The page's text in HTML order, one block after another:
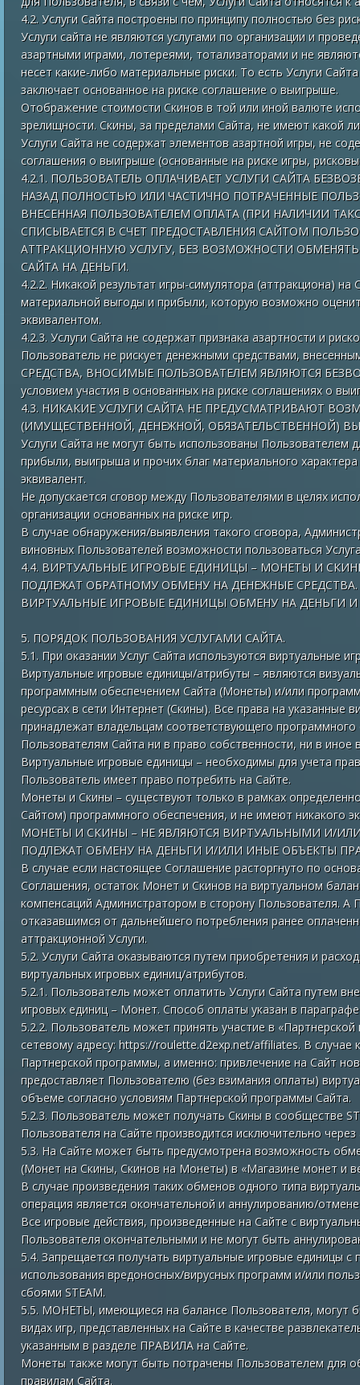
4.2. Услуги Сайта построены по принципу полностью без
Услуги сайта не являются услугами по организации и
азартными играми, лотереями, тотализаторами и не
несет какие-либо материальные риски. То есть Услуги
заключает основанное на риске соглашение о выигрыше.
Отображение стоимости Скинов в той или иной валюте
зрелищности. Скины, за пределами Сайта, не имеют какой
Услуги Сайта не содержат элементов азартной игры, не
соглашения о выигрыше (основанные на риске игры,
4.2.1. ПОЛЬЗОВАТЕЛЬ ОПЛАЧИВАЕТ УСЛУГИ САЙТА
НАЗАД ПОЛНОСТЬЮ ИЛИ ЧАСТИЧНО ПОТРАЧЕННЫЕ
ВНЕСЕННАЯ ПОЛЬЗОВАТЕЛЕМ ОПЛАТА (ПРИ НАЛИЧИИ
СПИСЫВАЕТСЯ В СЧЕТ ПРЕДОСТАВЛЕНИЯ САЙТОМ
АТТРАКЦИОННУЮ УСЛУГУ, БЕЗ ВОЗМОЖНОСТИ
САЙТА НА ДЕНЬГИ.
4.2.2. Никакой результат игры-симулятора (аттракциона)
материальной выгоды и прибыли, которую возможно
эквивалентом.
4.2.3. Услуги Сайта не содержат признака азартности и
Пользователь не рискует денежными средствами,
СРЕДСТВА, ВНОСИМЫЕ ПОЛЬЗОВАТЕЛЕМ ЯВЛЯЮТСЯ
условием участия в основанных на риске соглашениях о
4.3. НИКАКИЕ УСЛУГИ САЙТА НЕ ПРЕДУСМАТРИВАЮТ
(ИМУЩЕСТВЕННОЙ, ДЕНЕЖНОЙ, ОБЯЗАТЕЛЬСТВЕННОЙ)
Услуги Сайта не могут быть использованы Пользователем
прибыли, выигрыша и прочих благ материального
эквивалент.
Не допускается сговор между Пользователями в целях
организации основанных на риске игр.
В случае обнаружения/выявления такого сговора,
виновных Пользователей возможности пользоваться
4.4. ВИРТУАЛЬНЫЕ ИГРОВЫЕ ЕДИНИЦЫ – МОНЕТЫ И
ПОДЛЕЖАТ ОБРАТНОМУ ОБМЕНУ НА ДЕНЕЖНЫЕ
ВИРТУАЛЬНЫЕ ИГРОВЫЕ ЕДИНИЦЫ ОБМЕНУ НА ДЕНЬГИ И
5. ПОРЯДОК ПОЛЬЗОВАНИЯ УСЛУГАМИ САЙТА.
5.1. При оказании Услуг Сайта используются виртуальные
Виртуальные игровые единицы/атрибуты – являются
программным обеспечением Сайта (Монеты) и/или
ресурсах в сети Интернет (Скины). Все права на
принадлежат владельцам соответствующего
Пользователям Сайта ни в право собственности, ни в
Виртуальные игровые единицы – необходимы для учета
Пользователь имеет право потребить на Сайте.
Монеты и Скины – существуют только в рамках
Сайтом) программного обеспечения, и не имеют никакого
МОНЕТЫ И СКИНЫ – НЕ ЯВЛЯЮТСЯ ВИРТУАЛЬНЫМИ И/
ПОДЛЕЖАТ ОБМЕНУ НА ДЕНЬГИ И/ИЛИ ИНЫЕ ОБЪЕКТЫ
В случае если настоящее Соглашение расторгнуто по
Соглашения, остаток Монет и Скинов на виртуальном
компенсаций Администратором в сторону Пользователя. А
отказавшимся от дальнейшего потребления ранее
аттракционной Услуги.
5.2. Услуги Сайта оказываются путем приобретения и
виртуальных игровых единиц/атрибутов.
5.2.1. Пользователь может оплатить Услуги Сайта путем
игровых единиц – Монет. Способ оплаты указан в
5.2.2. Пользователь может принять участие в
сетевому адресу: https://roulette.d2exp.net/affiliates. В
Партнерской программы, а именно: привлечение на Сайт
предоставляет Пользователю (без взимания оплаты)
объеме согласно условиям Партнерской программы Сайта.
5.2.3. Пользователь может получать Скины в сообществе
Пользователя на Сайте производится исключительно
5.3. На Сайте может быть предусмотрена возможность
(Монет на Скины, Скинов на Монеты) в «Магазине монет и
В случае произведения таких обменов одного типа
операция является окончательной и аннулированию/
Все игровые действия, произведенные на Сайте с
Пользователя окончательными и не могут быть
5.4. Запрещается получать виртуальные игровые единицы
использования вредоносных/вирусных программ и/или
сбоями STEAM.
5.5. МОНЕТЫ, имеющиеся на балансе Пользователя, могут
видах игр, представленных на Сайте в качестве
указанным в разделе ПРАВИЛА на Сайте.
Монеты также могут быть потрачены Пользователем для
правилам Сайта.